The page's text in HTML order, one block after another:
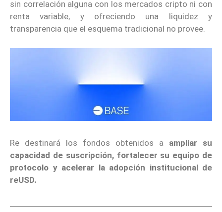
sin correlación alguna con los mercados cripto ni con
renta variable, y ofreciendo una liquidez y
transparencia que el esquema tradicional no provee.
Re destinará los fondos obtenidos a ampliar su
capacidad de suscripción, fortalecer su equipo de
protocolo y acelerar la adopción institucional de
reUSD.